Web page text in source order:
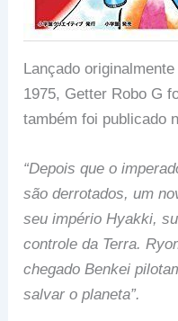
Lançado
1975, Getter Robo G
também foi publicado
“Depois que o
são derrotados, um
seu império Hyakki,
controle da Terra.
chegado Benkei
salvar o planeta”.